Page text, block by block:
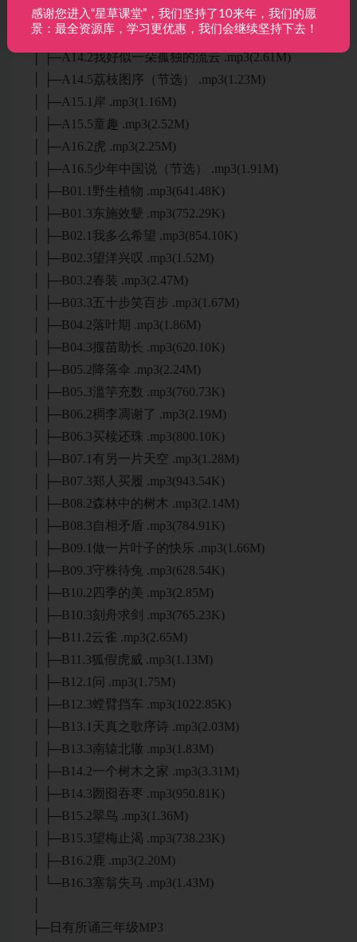
│ ├─A13.2秋天 .mp3(2.45M)
│ ├─A13.5记承天寺夜游 .mp3(1.18M)
│ ├─A14.2我好似一朵孤独的流云 .mp3(2.61M)
│ ├─A14.5荔枝图序（节选） .mp3(1.23M)
│ ├─A15.1岸 .mp3(1.16M)
│ ├─A15.5童趣 .mp3(2.52M)
│ ├─A16.2虎 .mp3(2.25M)
│ ├─A16.5少年中国说（节选） .mp3(1.91M)
│ ├─B01.1野生植物 .mp3(641.48K)
│ ├─B01.3东施效颦 .mp3(752.29K)
│ ├─B02.1我多么希望 .mp3(854.10K)
│ ├─B02.3望洋兴叹 .mp3(1.52M)
│ ├─B03.2春装 .mp3(2.47M)
│ ├─B03.3五十步笑百步 .mp3(1.67M)
│ ├─B04.2落叶期 .mp3(1.86M)
│ ├─B04.3揠苗助长 .mp3(620.10K)
│ ├─B05.2降落伞 .mp3(2.24M)
│ ├─B05.3滥竽充数 .mp3(760.73K)
│ ├─B06.2稠李凋谢了 .mp3(2.19M)
│ ├─B06.3买椟还珠 .mp3(800.10K)
│ ├─B07.1有另一片天空 .mp3(1.28M)
│ ├─B07.3郑人买履 .mp3(943.54K)
│ ├─B08.2森林中的树木 .mp3(2.14M)
│ ├─B08.3自相矛盾 .mp3(784.91K)
│ ├─B09.1做一片叶子的快乐 .mp3(1.66M)
│ ├─B09.3守株待兔 .mp3(628.54K)
│ ├─B10.2四季的美 .mp3(2.85M)
│ ├─B10.3刻舟求剑 .mp3(765.23K)
│ ├─B11.2云雀 .mp3(2.65M)
│ ├─B11.3狐假虎威 .mp3(1.13M)
│ ├─B12.1问 .mp3(1.75M)
│ ├─B12.3螳臂挡车 .mp3(1022.85K)
│ ├─B13.1天真之歌序诗 .mp3(2.03M)
│ ├─B13.3南辕北辙 .mp3(1.83M)
│ ├─B14.2一个树木之家 .mp3(3.31M)
│ ├─B14.3囫囵吞枣 .mp3(950.81K)
│ ├─B15.2翠鸟 .mp3(1.36M)
│ ├─B15.3望梅止渴 .mp3(738.23K)
│ ├─B16.2鹿 .mp3(2.20M)
│ └─B16.3塞翁失马 .mp3(1.43M)
├─日有所诵三年级MP3
感谢您进入“星草课堂”，我们坚持了10来年，我们的愿
景：最全资源库，学习更优惠，我们会继续坚持下去！